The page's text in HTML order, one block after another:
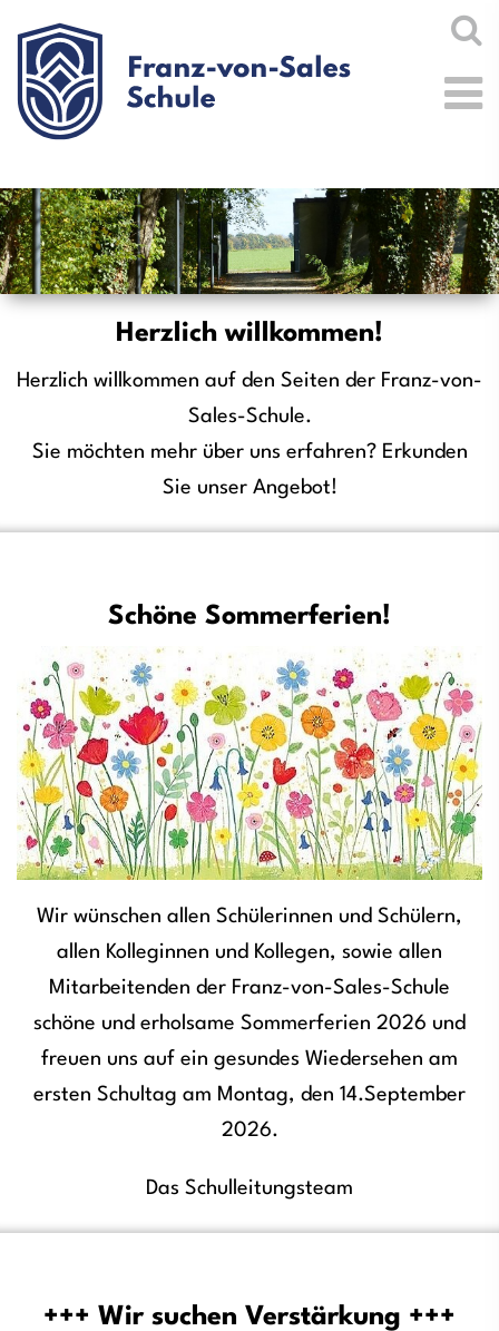
Herzlich willkommen!
Herzlich willkommen auf den Seiten der Franz-von-
Sales-Schule.
Sie möchten mehr über uns erfahren? Erkunden
Sie unser Angebot!
Schöne Sommerferien!
Wir wünschen allen Schülerinnen und Schülern,
allen Kolleginnen und Kollegen, sowie allen
Mitarbeitenden der Franz-von-Sales-Schule
schöne und erholsame Sommerferien 2026 und
freuen uns auf ein gesundes Wiedersehen am
ersten Schultag am Montag, den 14.September
2026.
Das Schulleitungsteam
+++ Wir suchen Verstärkung +++